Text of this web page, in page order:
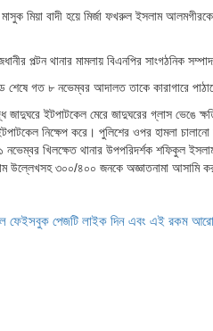
মিয়া বাদী হয়ে মির্জা ফখরুল ইসলাম
পল্টন থানার মামলায় বিএনপির সাংগঠনিক
শেষে গত ৮ নভেম্বর আদালত তাকে কারাগারে
ইটপাটকেল মেরে জাদুঘরের গ্লাস ভেঙে
নিক্ষেপ করে। পুলিশের ওপর হামলা
খিলক্ষেত থানার উপপরিদর্শক শফিকুল ইসলাম
উল্লেখসহ ৩০০/৪০০ জনকে অজ্ঞাতনামা আসামি
ফেইসবুক পেজটি লাইক দিন এবং এই রকম আরো